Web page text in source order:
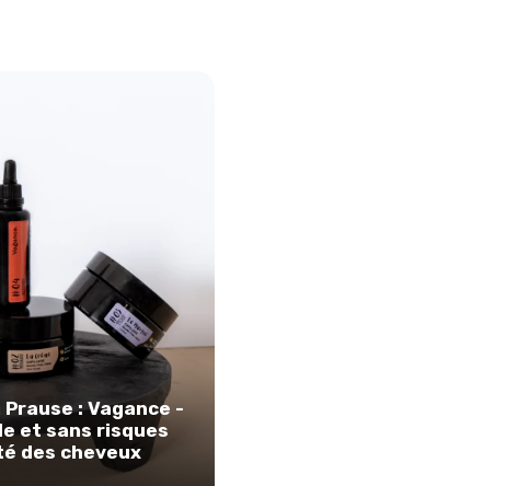
: Vagance -
et sans risques
des cheveux